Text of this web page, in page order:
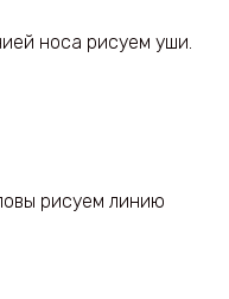
носа рисуем уши.
рисуем линию